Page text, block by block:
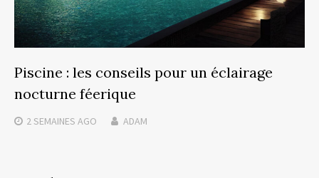
Piscine : les conseils pour un éclairage
nocturne féerique
2 SEMAINES AGO ADAM